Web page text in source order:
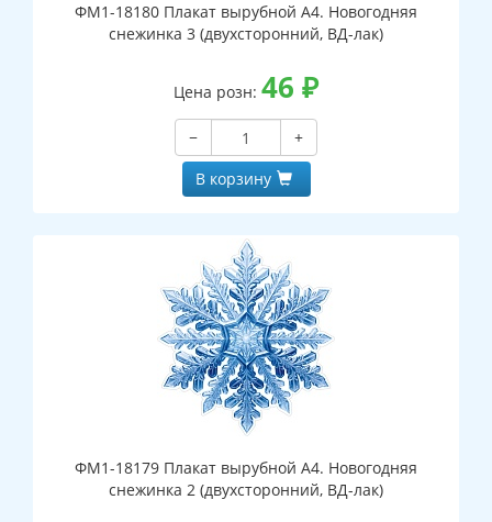
ФМ1-18180 Плакат вырубной А4. Новогодняя
снежинка 3 (двухсторонний, ВД-лак)
Цена розн: 46 ₽
−
+
В корзину
ФМ1-18179 Плакат вырубной А4. Новогодняя
снежинка 2 (двухсторонний, ВД-лак)